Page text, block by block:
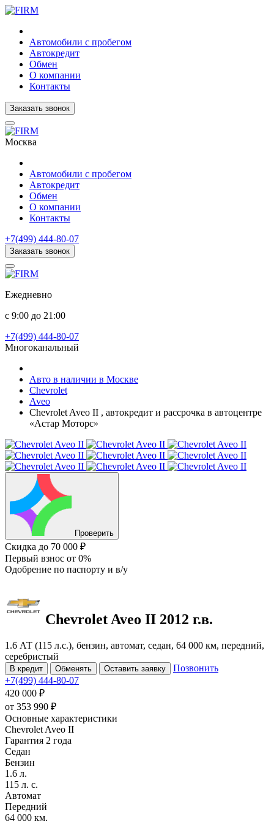
Автомобили с пробегом
Автокредит
Обмен
О компании
Контакты
Заказать звонок
Москва
Автомобили с пробегом
Автокредит
Обмен
О компании
Контакты
+7(499) 444-80-07
Заказать звонок
Ежедневно
с 9:00 до 21:00
+7(499) 444-80-07
Многоканальный
Авто в наличии в Москве
Chevrolet
Aveo
Chevrolet Aveo II , автокредит и рассрочка в автоцентре
«Астар Моторс»
Проверить
Скидка до 70 000 ₽
Первый взнос от 0%
Одобрение по паспорту и в/у
Chevrolet Aveo II 2012 г.в.
1.6 АТ (115 л.с.), бензин, автомат, седан, 64 000 км, передний,
серебристый
В кредит Обменять Оставить заявку
Позвонить
+7(499) 444-80-07
420 000 ₽
от 353 990 ₽
Основные характеристики
Chevrolet Aveo II
Гарантия 2 года
Седан
Бензин
1.6 л.
115 л. с.
Автомат
Передний
64 000 км.